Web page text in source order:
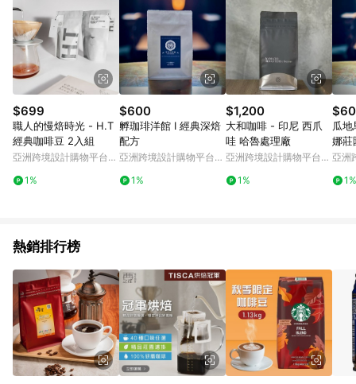
$699
職人的慢焙時光 - H.T
經典咖啡豆 2入組
亞洲跨境設計購物平台
1%
$600
孵珈琲洋館 I 經典深焙
配方
亞洲跨境設計購物平台
1%
$1,200
大和咖啡 - 印尼 西爪
哇 哈魯處理廠
亞洲跨境設計購物平台
1%
瓜
娜莊
亞洲
1%
熱銷排行榜